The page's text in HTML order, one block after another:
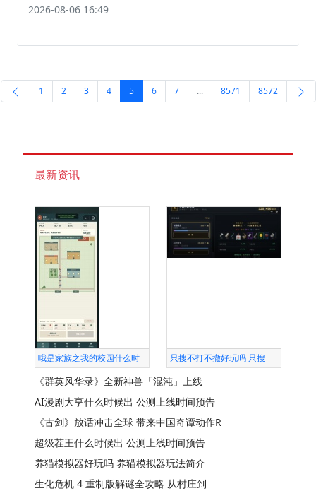
2026-08-06 16:49
1 2 3 4 5 6 7 ... 8571 8572
最新资讯
哦是家族之我的校园什么时 只搜不打不撤好玩吗 只搜
《群英风华录》全新神兽「混沌」上线
AI漫剧大亨什么时候出 公测上线时间预告
《古剑》放话冲击全球 带来中国奇谭动作R
超级茬王什么时候出 公测上线时间预告
养猫模拟器好玩吗 养猫模拟器玩法简介
生化危机 4 重制版解谜全攻略 从村庄到